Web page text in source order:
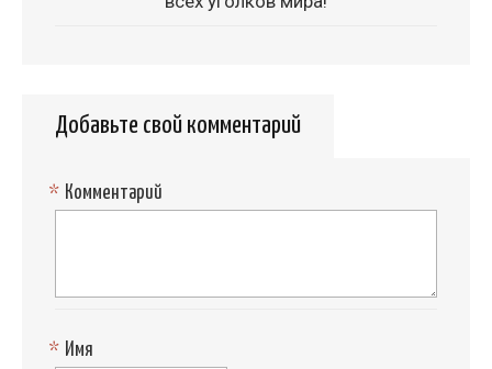
Добавьте свой комментарий
Комментарий
*
Имя
*